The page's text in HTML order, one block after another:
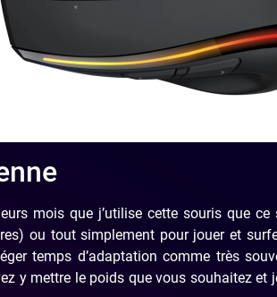
mois que j’utilise cette souris que
ou tout simplement pour jouer et
temps d’adaptation comme très
y mettre le poids que vous souhaitez